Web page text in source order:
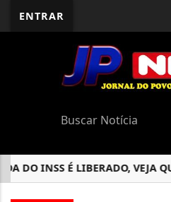
ENTRAR
INSS É LIBERADO, VEJA QUEM
EM ALTA